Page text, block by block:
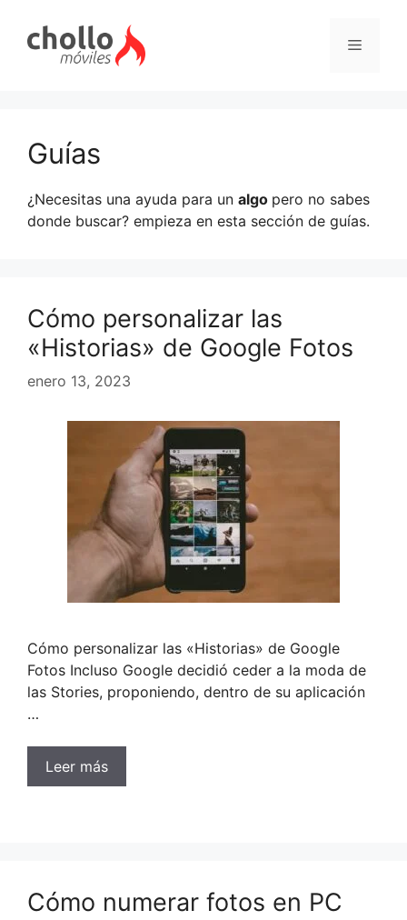
contenido
Menú
Guías
¿Necesitas una ayuda para un algo pero no sabes
donde buscar? empieza en esta sección de guías.
Cómo personalizar las
«Historias» de Google Fotos
enero 13, 2023
Cómo personalizar las «Historias» de Google
Fotos Incluso Google decidió ceder a la moda de
las Stories, proponiendo, dentro de su aplicación
…
Leer más
Cómo numerar fotos en PC